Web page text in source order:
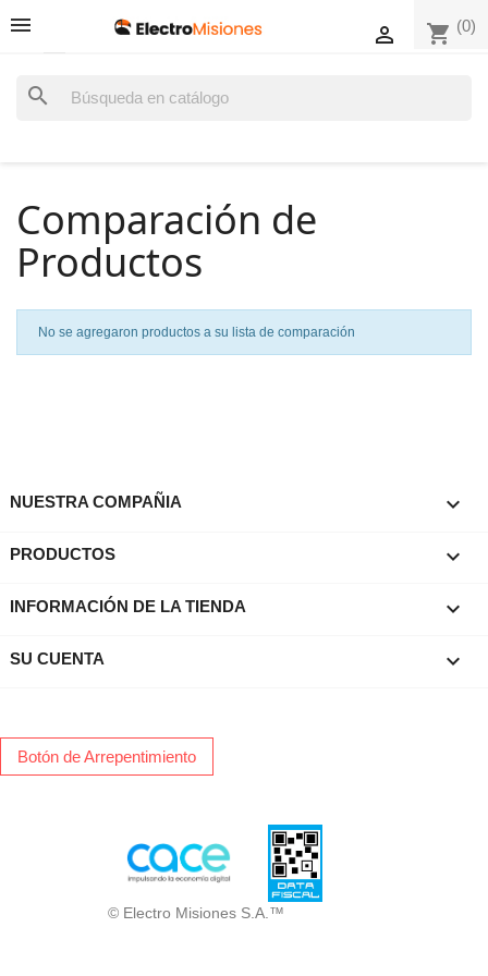
shopping_cart (0)

search
Comparación de
Productos
No se agregaron productos a su lista de comparación
NUESTRA COMPAÑIA 
PRODUCTOS 
INFORMACIÓN DE LA TIENDA keyboard_arrow_down
SU CUENTA 
Botón de Arrepentimiento
© Electro Misiones S.A.™